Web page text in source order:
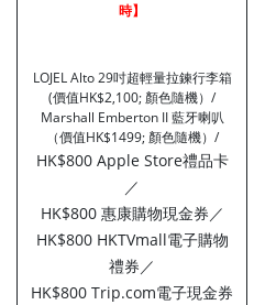
時】
LOJEL Alto 29吋超輕量拉鍊行李箱
(價值HK$2,100; 顏色隨機）/
Marshall Emberton II 藍牙喇叭
（價值HK$1499; 顏色隨機）/
HK$800 Apple Store禮品卡
／
HK$800 惠康購物現金券／
HK$800 HKTVmall電子購物
禮券／
HK$800 Trip.com電子現金券